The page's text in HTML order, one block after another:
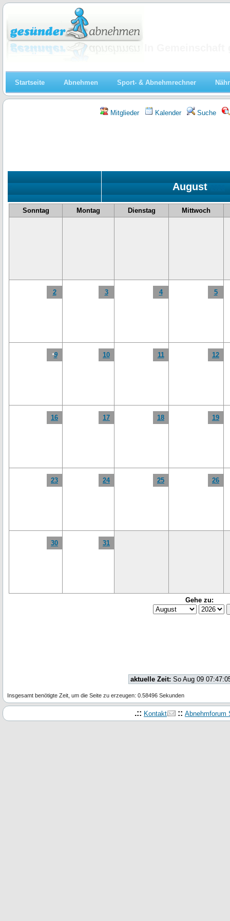
Startseite Abnehmen Sport- & Abnehmrechner
Mitglieder Kalender Suche
August
Sonntag Montag Dienstag Mittwoch
2 3 4 5
*9 10 11 12
16 17 18 19
23 24 25 26
30 31
Gehe zu:
aktuelle Zeit: So Aug 09
Insgesamt benötigte Zeit, um die Seite zu erzeugen: 0.58496 Sekunden
.:: Kontakt :: Abnehmforum